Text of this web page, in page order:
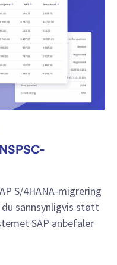
S/4HANA-migrering
sannsynligvis støtt
SAP anbefaler